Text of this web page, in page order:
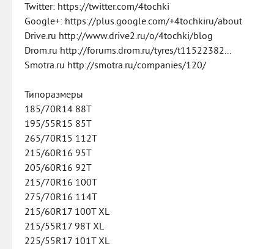
Twitter: https://twitter.com/4tochki
Google+: https://plus.google.com/+4tochkiru/about
Drive.ru http://www.drive2.ru/o/4tochki/blog
Drom.ru http://forums.drom.ru/tyres/t11522382...
Smotra.ru http://smotra.ru/companies/120/
Типоразмеры
185/70R14 88T
195/55R15 85T
265/70R15 112T
215/60R16 95T
205/60R16 92T
215/70R16 100T
275/70R16 114T
215/60R17 100T XL
215/55R17 98T XL
225/55R17 101T XL